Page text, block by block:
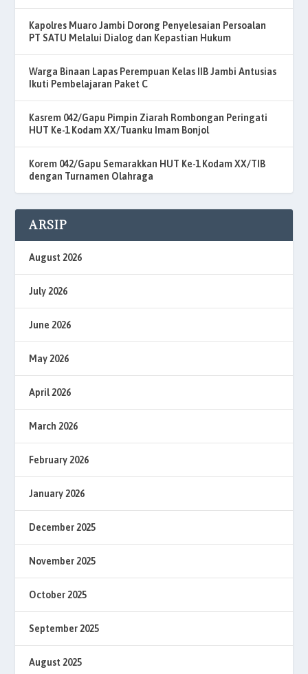
Kapolres Muaro Jambi Dorong Penyelesaian Persoalan
PT SATU Melalui Dialog dan Kepastian Hukum
Warga Binaan Lapas Perempuan Kelas IIB Jambi Antusias
Ikuti Pembelajaran Paket C
Kasrem 042/Gapu Pimpin Ziarah Rombongan Peringati
HUT Ke-1 Kodam XX/Tuanku Imam Bonjol
Korem 042/Gapu Semarakkan HUT Ke-1 Kodam XX/TIB
dengan Turnamen Olahraga
ARSIP
August 2026
July 2026
June 2026
May 2026
April 2026
March 2026
February 2026
January 2026
December 2025
November 2025
October 2025
September 2025
August 2025